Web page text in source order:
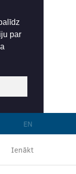
par
EN
Ienākt